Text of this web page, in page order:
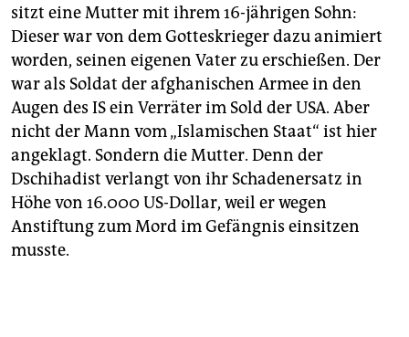
abo
genossenschaft
epaper login
sitzt eine Mutter mit ihrem 16-jährigen Sohn:
Dieser war von dem Gotteskrieger dazu animiert
worden, seinen eigenen Vater zu erschießen. Der
war als Soldat der afghanischen Armee in den
Augen des IS ein Verräter im Sold der USA. Aber
nicht der Mann vom „Islamischen Staat“ ist hier
angeklagt. Sondern die Mutter. Denn der
Dschihadist verlangt von ihr Schadenersatz in
Höhe von 16.000 US-Dollar, weil er wegen
Anstiftung zum Mord im Gefängnis einsitzen
musste.